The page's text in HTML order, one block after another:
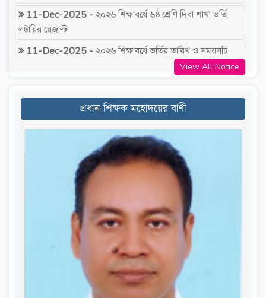
11-Dec-2025 -২০২৬ শিক্ষাবর্ষে ৬ষ্ঠ শ্রেণি দিবা শাখা ভর্তি
লটারির রেজাল্ট
11-Dec-2025 -২০২৬ শিক্ষাবর্ষে ভর্তির তারিখ ও সময়সূচি
২০২৬ শিক্ষাবর্ষে ৬ষ্ঠ শ্রেণি প্রভাতি শাখা ভর্তি
23-Nov-2025 -২০২৬ শিক্ষাবর্ষে শিক্ষার্থী ভর্তির লক্ষ্যে
অনলাইনের ভর্তি ফরম পূরণের নিয়মাবলী
২০২৬ শিক্ষাবর্ষে ভর্তির অনলাইন আবেদন
22-Oct-2025 -একাদশ শ্রেণি,তথ্য ও যোগাযোগ
প্রযুক্তি,ব্যবহারিক খাতা জমাদানের তারিখ ২৬/১০/২৫।সংযুক্ত নির্দেশনা
মোতাবেক ব্যবহারিক খাতা তৈরি করে আনবে।
16-Oct-2025 -HSC-2025 Result
28-Sep-2025 -
একাদশ শ্রেণি,বিজ্ঞান বিভাগ,১ম এ্যাসাইনমেন্ট
ও ব্যবহারিক,জীববিজ্ঞান ১ম পত্র।জমাদানের তারিখ:০৮/১০/২০২৫।
28-Sep-2025 - ১ম এ্যাসাইনমেন্ট,তথ্য ও যোগাযোগ
View All Notice
প্রধান শিক্ষক মহোদয়ের বাণী